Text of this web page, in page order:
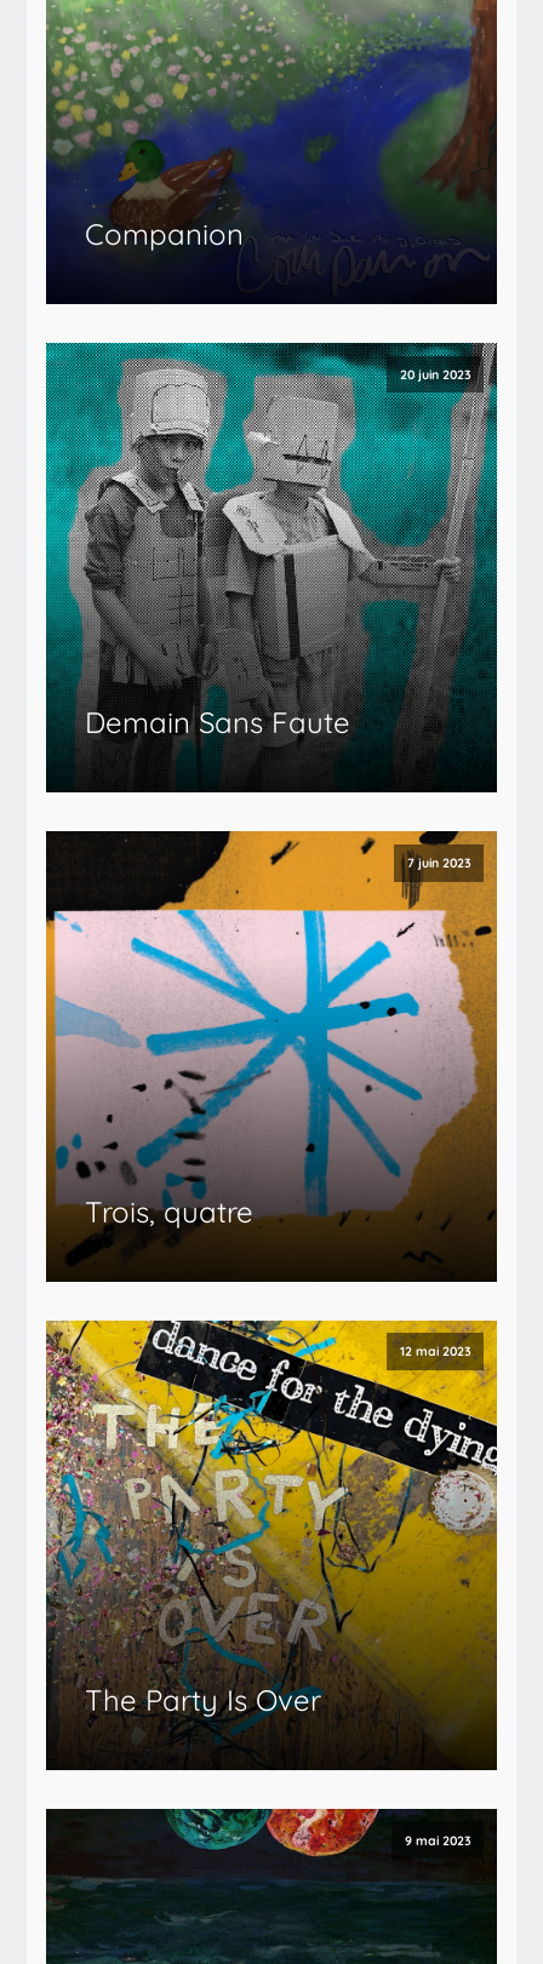
Companion
20 juin 2023
Demain Sans Faute
7 juin 2023
Trois, quatre
12 mai 2023
The Party Is Over
9 mai 2023